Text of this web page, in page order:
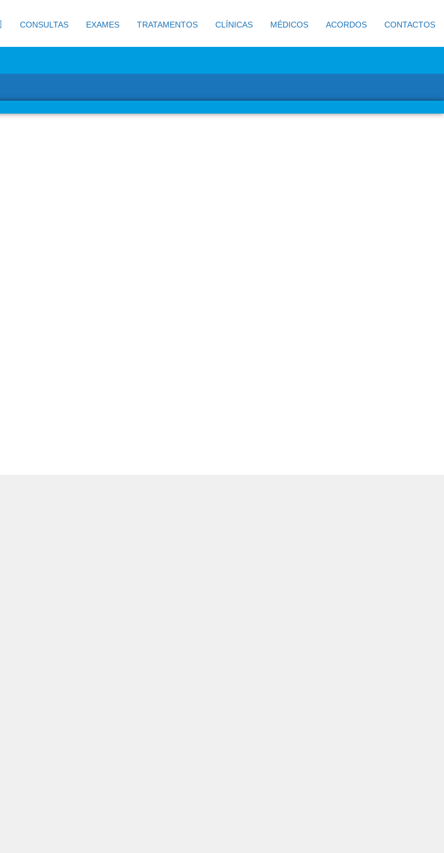
CONSULTAS EXAMES TRATAMENTOS CLÍNICAS MÉDICOS ACORDOS
CONTACTOS